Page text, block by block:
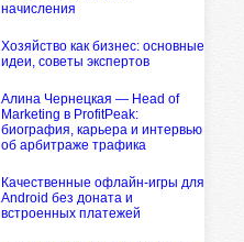
начисления
Хозяйство как бизнес: основные
идеи, советы экспертов
Алина Чернецкая — Head of
Marketing в ProfitPeak:
биография, карьера и интервью
об арбитраже трафика
Качественные офлайн-игры для
Android без доната и
встроенных платежей